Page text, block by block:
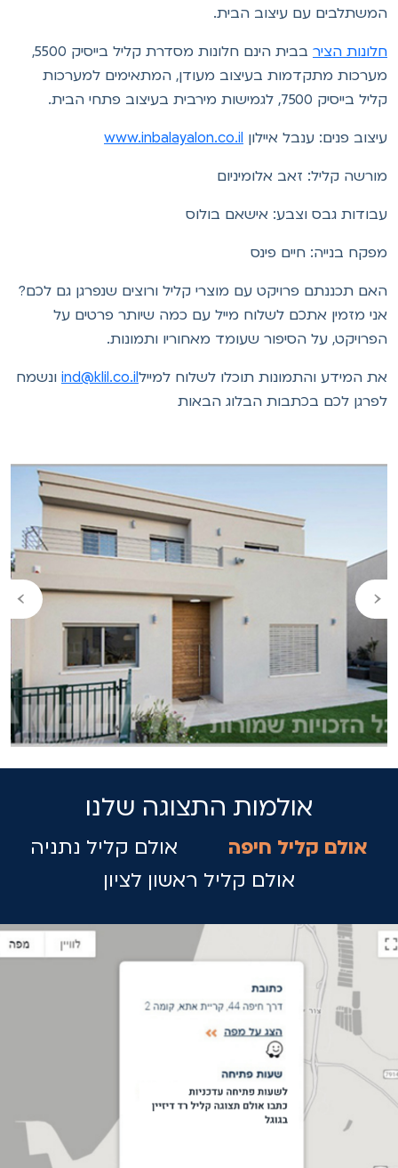
עם עיצוב הבית.
הציר
בבית הינם חלונות מסדרת קליל בייסיק 5500,
מתקדמות בעיצוב מעודן, המתאימים למערכות
7500, לגמישות מירבית בעיצוב פתחי הבית.
פנים: ענבל איילוןwww.inbalayalon.co.il
קליל: זאב אלומיניום
גבס וצבע: אישאם בולוס
בנייה: חיים פינס
תכננתם פרויקט עם מוצרי קליל ורוצים שנפרגן גם לכם?
מזמין אתכם לשלוח מייל עם כמה שיותר פרטים על
על הסיפור שעומד מאחוריו ותמונות.
המידע והתמונות תוכלו לשלוח למיילind@klil.co.ilונשמח
לכם בכתבות הבלוג הבאות
›
אולמות התצוגה שלנו
אולם קליל חיפה
אולם קליל נתניה
אולם קליל ראשון לציון